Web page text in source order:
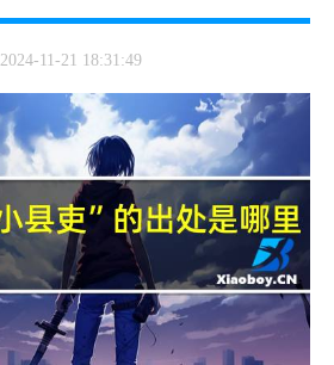
2024-11-21 18:31:49